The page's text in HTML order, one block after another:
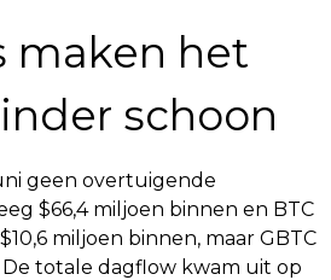
maken het
schoon
geen overtuigende
$66,4 miljoen binnen en BTC
miljoen binnen, maar GBTC
De totale dagflow kwam uit op